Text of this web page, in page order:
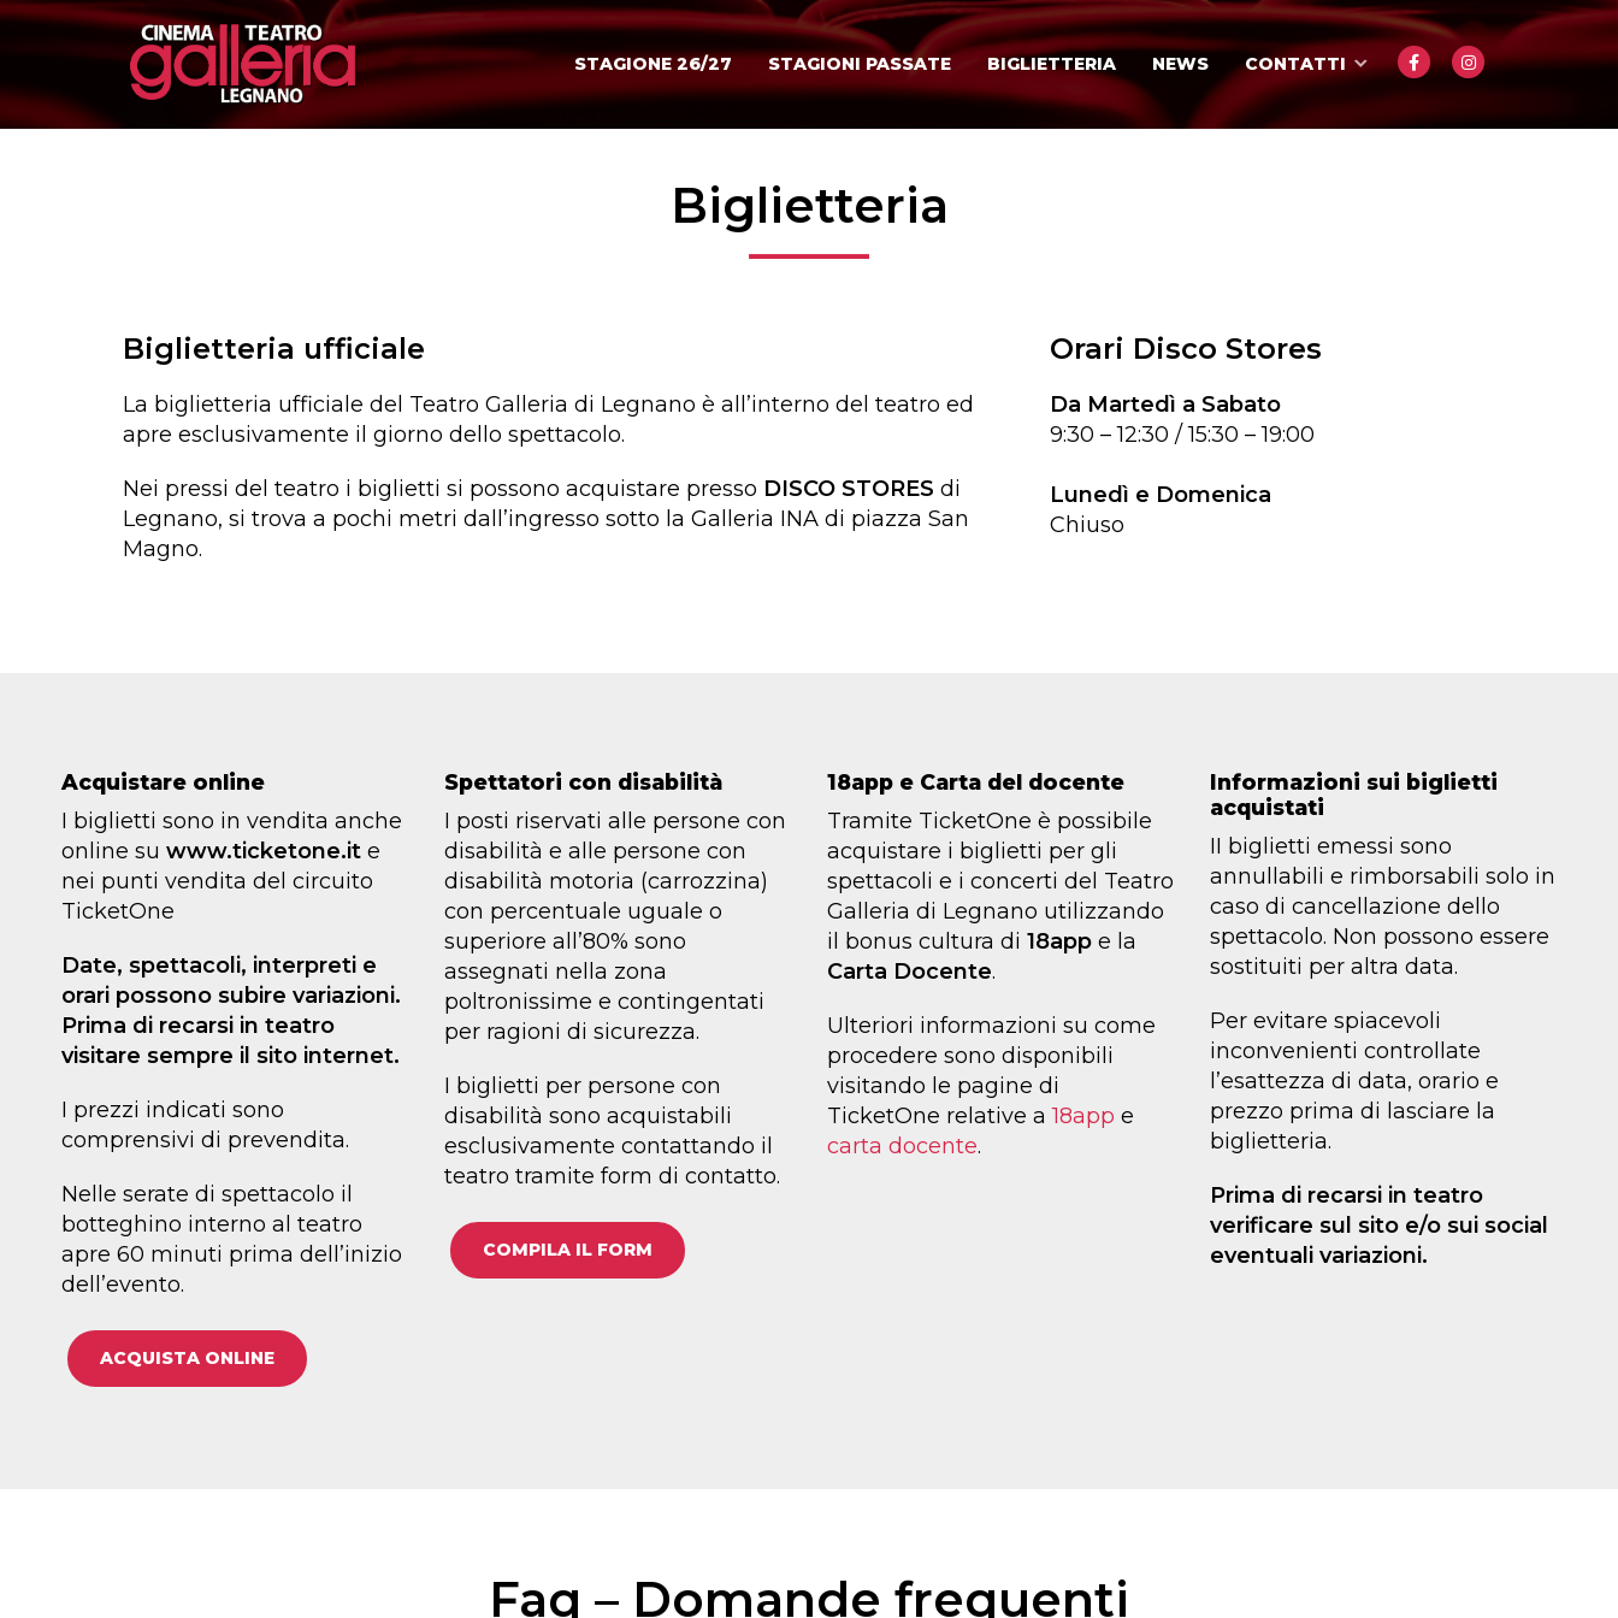
STAGIONE 26/27 STAGIONI PASSATE BIGLIETTERIA NEWS CONTATTI
Biglietteria
Biglietteria ufficiale
La biglietteria ufficiale del Teatro Galleria di Legnano è all’interno del teatro ed
apre esclusivamente il giorno dello spettacolo.
Nei pressi del teatro i biglietti si possono acquistare presso DISCO STORES di
Legnano, si trova a pochi metri dall’ingresso sotto la Galleria INA di piazza San
Magno.
Orari Disco Stores
Da Martedì a Sabato
9:30 – 12:30 / 15:30 – 19:00
Lunedì e Domenica
Chiuso
Acquistare online
I biglietti sono in vendita anche
online su www.ticketone.it e
nei punti vendita del circuito
TicketOne
Date, spettacoli, interpreti e
orari possono subire variazioni.
Prima di recarsi in teatro
visitare sempre il sito internet.
I prezzi indicati sono
comprensivi di prevendita.
Nelle serate di spettacolo il
botteghino interno al teatro
apre 60 minuti prima dell’inizio
dell’evento.
ACQUISTA ONLINE
Spettatori con disabilità
I posti riservati alle persone con
disabilità e alle persone con
disabilità motoria (carrozzina)
con percentuale uguale o
superiore all’80% sono
assegnati nella zona
poltronissime e contingentati
per ragioni di sicurezza.
I biglietti per persone con
disabilità sono acquistabili
esclusivamente contattando il
teatro tramite form di contatto.
COMPILA IL FORM
18app e Carta del docente
Tramite TicketOne è possibile
acquistare i biglietti per gli
spettacoli e i concerti del Teatro
Galleria di Legnano utilizzando
il bonus cultura di 18app e la
Carta Docente.
Ulteriori informazioni su come
procedere sono disponibili
visitando le pagine di
TicketOne relative a18app e
carta docente.
Informazioni sui biglietti
acquistati
II biglietti emessi sono
annullabili e rimborsabili solo in
caso di cancellazione dello
spettacolo. Non possono essere
sostituiti per altra data.
Per evitare spiacevoli
inconvenienti controllate
l’esattezza di data, orario e
prezzo prima di lasciare la
biglietteria.
Prima di recarsi in teatro
verificare sul sito e/o sui social
eventuali variazioni.
Faq – Domande frequenti